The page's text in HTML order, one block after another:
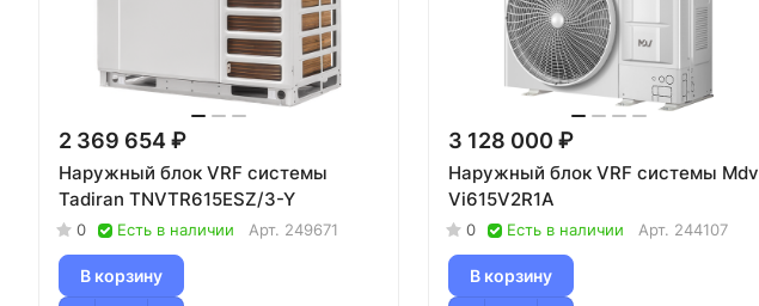
2 369 654 ₽
Наружный блок VRF системы
Tadiran TNVTR615ESZ/3-Y
0 Есть в наличии Арт. 249671
В корзину
3 128 000 ₽
Наружный блок VRF системы Mdv
Vi615V2R1A
0 Есть в наличии Арт. 244107
В корзину